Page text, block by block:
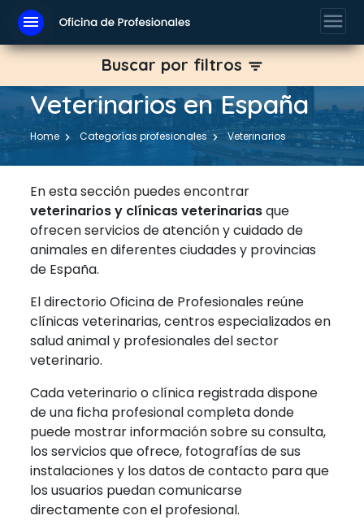
menu menu
Veterinarios en España
Home Categorías profesionales Veterinarios
En esta sección puedes encontrar
veterinarios y clínicas veterinariasque
ofrecen servicios de atención y cuidado de
animales en diferentes ciudades y provincias
de España.
El directorio Oficina de Profesionales reúne
clínicas veterinarias, centros especializados en
salud animal y profesionales del sector
veterinario.
Cada veterinario o clínica registrada dispone
de una ficha profesional completa donde
puede mostrar información sobre su consulta,
los servicios que ofrece, fotografías de sus
instalaciones y los datos de contacto para que
los usuarios puedan comunicarse
directamente con el profesional.
Buscar por filtros filter_list